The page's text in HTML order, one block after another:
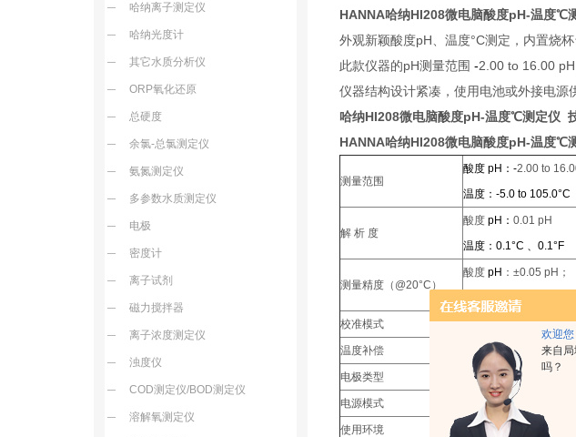
欢迎您
来自
吗？
哈纳离子测定仪
哈纳光度计
其它水质分析仪
ORP氧化还原
总硬度
余氯-总氯测定仪
氨氮测定仪
多参数水质测定仪
电极
密度计
离子试剂
磁力搅拌器
离子浓度测定仪
浊度仪
COD测定仪/BOD测定仪
溶解氧测定仪
HANNA哈纳HI208微电脑酸度pH-温度℃
外观新颖酸度pH、温度°C测定，内置烧
此款仪器的pH测量范围-2.00 to 16.00
仪器结构设计紧凑，使用电池或外接电源
哈纳HI208微电脑酸度pH-温度℃测定仪
HANNA哈纳HI208微电脑酸度pH-温度℃
测量范围
酸度pH：-2.00 to
温度：-5.0 to 105.0°C
解 析 度
酸度pH：0.01 pH
温度：0.1°C 、0.1°F
测量精度（@20°C）
酸度pH ：±0.05 pH；
温度：± 0.5°C（≤
校准模式 1-2点酸度自动识别校
温度补偿 自动或手动温度补偿
电极类型 HI62911D 钛外壳内置
电源模式 3 x 1.5VAAA ，
使用环境 0 to 50°C（32 to